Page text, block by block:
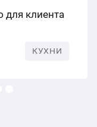
для клиента
КУХНИ